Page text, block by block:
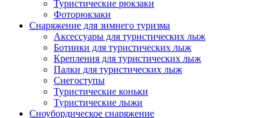
Туристические рюкзаки
Фоторюкзаки
Снаряжение для зимнего туризма
Аксессуары для туристических лыж
Ботинки для туристических лыж
Крепления для туристических лыж
Палки для туристических лыж
Снегоступы
Туристические коньки
Туристические лыжи
Сноубордическое снаряжение